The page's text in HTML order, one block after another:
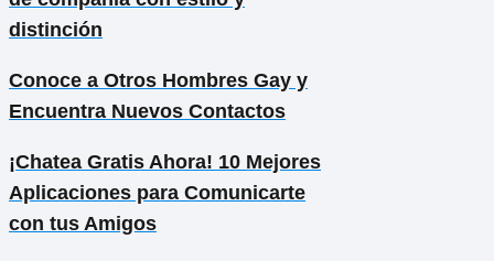
distinción
Conoce a Otros Hombres Gay y
Encuentra Nuevos Contactos
¡Chatea Gratis Ahora! 10 Mejores
Aplicaciones para Comunicarte
con tus Amigos